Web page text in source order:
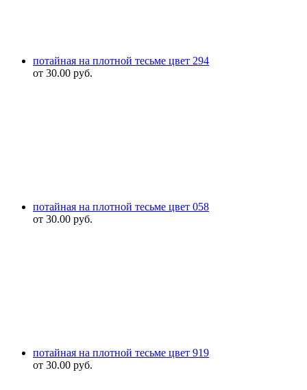
потайная на плотной тесьме цвет 294
от 30.00 руб.
потайная на плотной тесьме цвет 058
от 30.00 руб.
потайная на плотной тесьме цвет 919
от 30.00 руб.